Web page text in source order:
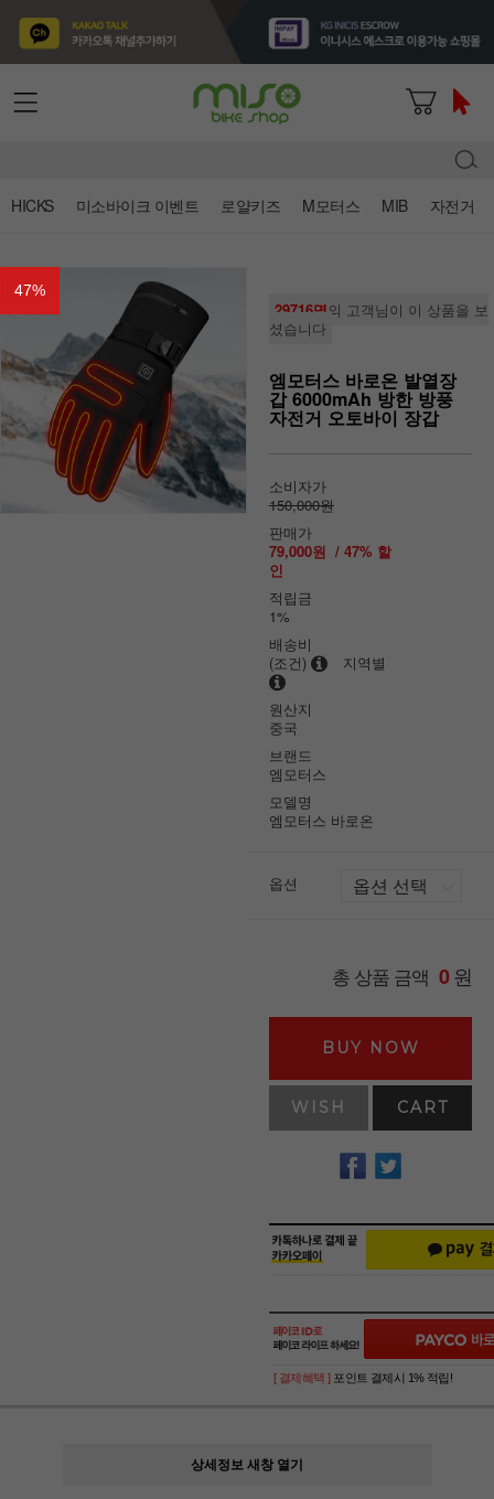
HICKS 미소바이크 이벤트 로얄키즈 M모터스 MIB 자전거
47%
29716명의 고객님이 이 상품을 보
셨습니다
엠모터스 바로온 발열장
갑 6000mAh 방한 방풍
자전거 오토바이 장갑
소비자가
150,000원
판매가
79,000원 / 47% 할
인
적립금
1%
배송비
(조건)
지역별
원산지
중국
브랜드
엠모터스
모델명
엠모터스 바로온
옵션
총 상품 금액 0원
BUY NOW
WISH CART
[ 결제혜택 ] 포인트 결제시 1% 적립!
상세정보 새창 열기